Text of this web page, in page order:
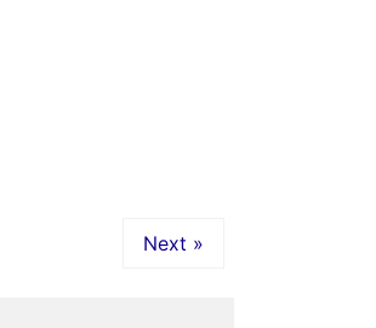
Next »